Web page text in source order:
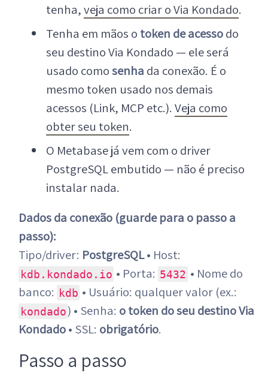
tenha,veja como criar o Via Kondado.
Tenha em mãos o token de acessodo
seu destino Via Kondado — ele será
usado comosenha da conexão. É o
mesmo token usado nos demais
acessos (Link, MCP etc.). Veja como
obter seu token.
O Metabase já vem com o driver
PostgreSQL embutido — não é preciso
instalar nada.
Dados da conexão (guarde para o passo a
passo):
Tipo/driver: PostgreSQL• Host:
kdb.kondado.io • Porta: 5432 • Nome do
banco: kdb • Usuário: qualquer valor (ex.:
kondado) • Senha: o token do seu destino Via
Kondado• SSL: obrigatório.
Passo a passo